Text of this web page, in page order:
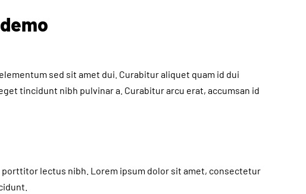
sed sit amet dui. Curabitur aliquet quam id dui
tincidunt nibh pulvinar a. Curabitur arcu erat, accumsan id
lectus nibh. Lorem ipsum dolor sit amet, consectetur